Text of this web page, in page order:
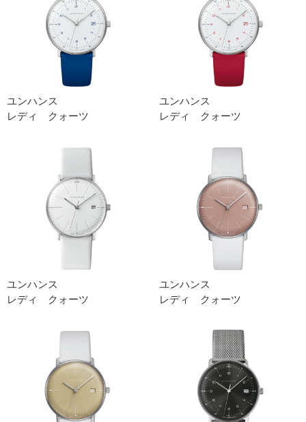
ユンハンス
レディ クォーツ
ユンハンス
レディ クォーツ
ユンハンス
レディ クォーツ
ユンハンス
レディ クォーツ